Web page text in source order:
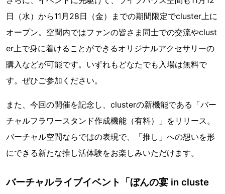
日（水）から11月28日（金）までの期間限定でcluster上に
オープン。空間内ではファンの皆さま同士での交流やclust
er上で身に着けることができるオリジナルアクセサリーの
購入などが可能です。いずれもどなたでも入場は無料で
す。ぜひご参加ください。
また、今回の開催を記念し、clusterの新機能である「バー
チャルフラワースタンド作成機能（有料）」をリリース。
バーチャル空間ならではの表現で、「推し」への想いを形
にできる新たな推し活体験をお楽しみいただけます。
バーチャルライブイベント「ぼんの宴 in cluste